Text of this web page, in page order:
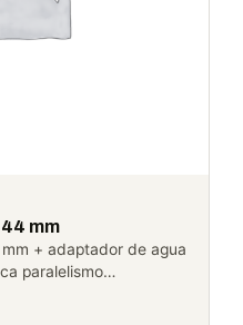
mm
+ adaptador de agua
paralelismo…